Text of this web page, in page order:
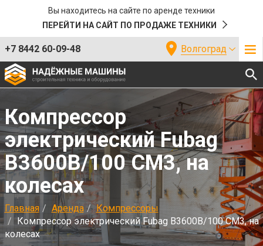
Вы находитесь на сайте по аренде техники
ПЕРЕЙТИ НА САЙТ ПО ПРОДАЖЕ ТЕХНИКИ
+7 8442 60-09-48 Волгоград
Компрессор
электрический Fubag
B3600B/100 CM3, на
колесах
Главная Аренда
Компрессоры
Компрессор электрический Fubag B3600B/100 CM3, на
колесах